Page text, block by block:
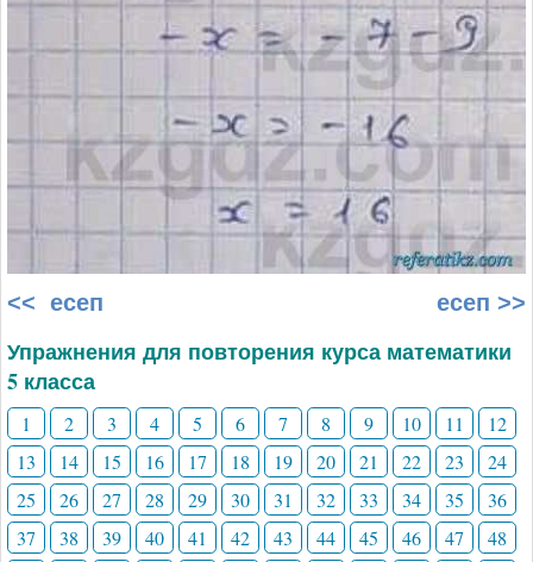
<< есеп есеп >>
Упражнения для повторения курса математики
5 класса
1 2 3 4 5 6 7 8 9 10 11
12
13
14 15 16 17 18 19 20 21 22 23
24
25
26 27 28 29 30 31 32 33 34 35
36
37
38 39 40 41 42 43 44 45 46 47
48